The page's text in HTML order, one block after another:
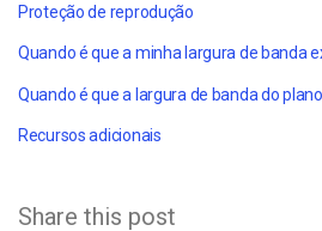
Proteção de reprodução
Quando é que a minha largura de banda
Quando é que a largura de banda do
Recursos adicionais
Share this post